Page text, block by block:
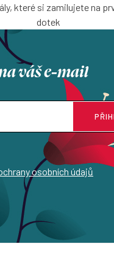
které si zamilujete na
dotek
váš e-mail
osobních údajů